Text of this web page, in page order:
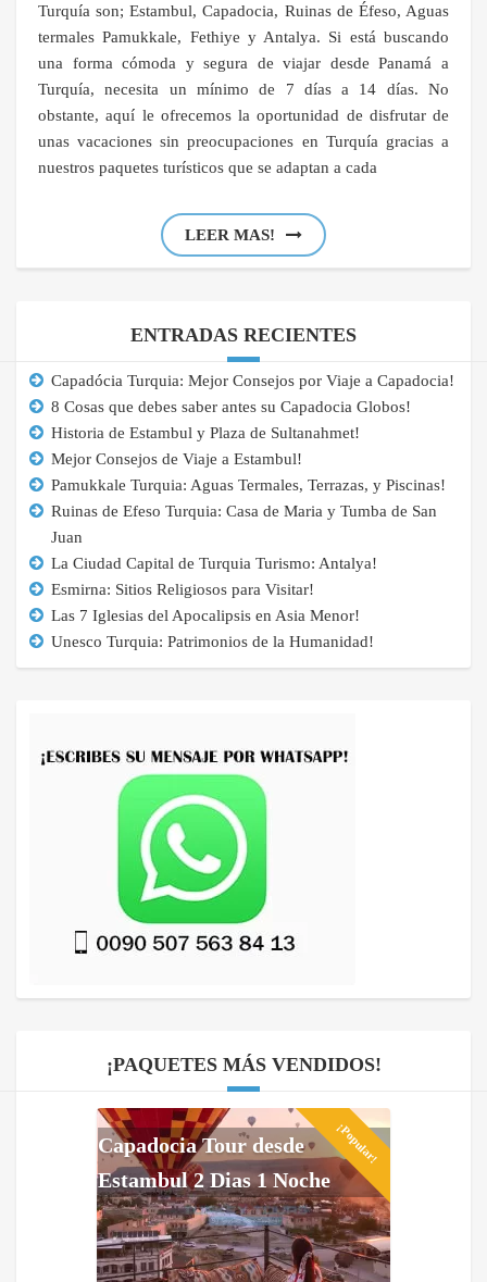
Turquía son; Estambul, Capadocia, Ruinas de Éfeso, Aguas
termales Pamukkale, Fethiye y Antalya. Si está buscando
una forma cómoda y segura de viajar desde Panamá a
Turquía, necesita un mínimo de 7 días a 14 días. No
obstante, aquí le ofrecemos la oportunidad de disfrutar de
unas vacaciones sin preocupaciones en Turquía gracias a
nuestros paquetes turísticos que se adaptan a cada
LEER MAS!
ENTRADAS RECIENTES
Capadócia Turquia: Mejor Consejos por Viaje a Capadocia!
8 Cosas que debes saber antes su Capadocia Globos!
Historia de Estambul y Plaza de Sultanahmet!
Mejor Consejos de Viaje a Estambul!
Pamukkale Turquia: Aguas Termales, Terrazas, y Piscinas!
Ruinas de Efeso Turquia: Casa de Maria y Tumba de San
Juan
La Ciudad Capital de Turquia Turismo: Antalya!
Esmirna: Sitios Religiosos para Visitar!
Las 7 Iglesias del Apocalipsis en Asia Menor!
Unesco Turquia: Patrimonios de la Humanidad!
¡PAQUETES MÁS VENDIDOS!
¡Popular!
Capadocia Tour desde
Estambul 2 Dias 1 Noche